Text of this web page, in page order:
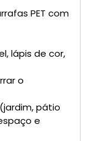
PET com
lápis de cor,
o
pátio
e